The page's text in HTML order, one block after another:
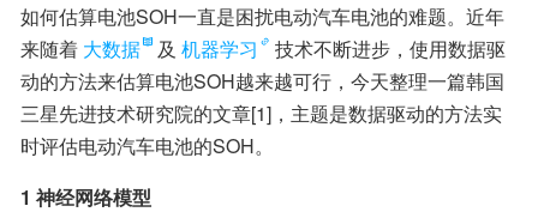
如何估算电池SOH一直是困扰电动汽车电池的难题。近年
来随着 大数据 及 机器学习
技术不断进步，使用数据驱
动的方法来估算电池SOH越来越可行，今天整理一篇韩国
三星先进技术研究院的文章[1]，主题是数据驱动的方法实
时评估电动汽车电池的SOH。
1 神经网络模型